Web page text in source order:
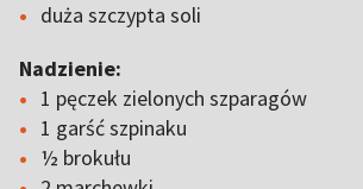
duża szczypta soli
Nadzienie:
1 pęczek zielonych szparagów
1 garść szpinaku
½ brokułu